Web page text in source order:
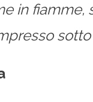
in fiamme,